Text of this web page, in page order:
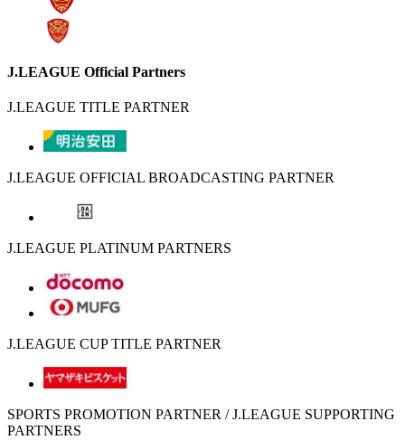
J.LEAGUE Official Partners
J.LEAGUE TITLE PARTNER
J.LEAGUE OFFICIAL BROADCASTING PARTNER
J.LEAGUE PLATINUM PARTNERS
J.LEAGUE CUP TITLE PARTNER
SPORTS PROMOTION PARTNER / J.LEAGUE SUPPORTING
PARTNERS